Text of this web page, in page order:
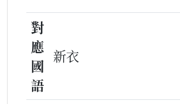
對
應
國
語
新衣